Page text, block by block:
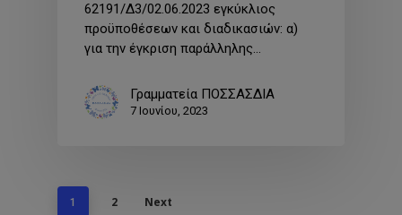
62191/Δ3/02.06.2023 εγκύκλιος
προϋποθέσεων και διαδικασιών: α)
για την έγκριση παράλληλης…
Γραμματεία ΠΟΣΣΑΣΔΙΑ
7 Ιουνίου, 2023
1 2 Next